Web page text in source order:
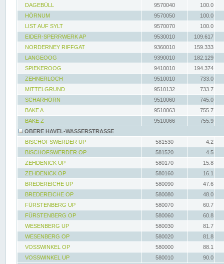
DAGEBÜLL 9570040
100.0
HÖRNUM
9570050
100.0
LIST AUF SYLT
9570070
100.0
EIDER-SPERRWERK AP
9530010
109.617
NORDERNEY RIFFGAT
9360010
159.333
LANGEOOG
9390010
182.129
SPIEKEROOG
9410010
194.374
ZEHNERLOCH
9510010
733.0
MITTELGRUND
9510132
733.7
SCHARHÖRN
9510060
745.0
BAKE A
9510063
755.7
BAKE Z
9510066
755.9
OBERE HAVEL-WASSERSTRASSE
BISCHOFSWERDER UP
581530
4.2
BISCHOFSWERDER OP
581520
4.5
ZEHDENICK UP
580170
15.8
ZEHDENICK OP
580160
16.1
BREDEREICHE UP
580090
47.6
BREDEREICHE OP
580080
48.0
FÜRSTENBERG UP
580070
60.7
FÜRSTENBERG OP
580060
60.8
WESENBERG UP
580030
81.7
WESENBERG OP
580020
81.8
VOSSWINKEL OP
580000
88.1
VOSSWINKEL UP
580010
90.0